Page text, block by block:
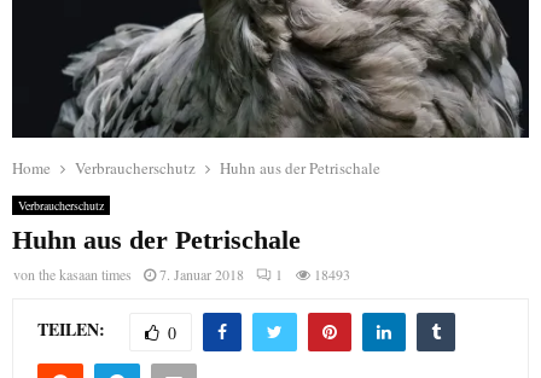
Home Verbraucherschutz Huhn aus der Petrischale
Verbraucherschutz
Huhn aus der Petrischale
vonthe kasaan times 7. Januar 2018 1 18493
TEILEN: 0